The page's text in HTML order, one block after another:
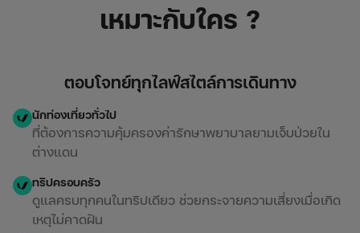
เหมาะกับใคร ?
ตอบโจทย์ทุกไลฟ์สไตล์การเดินทาง
นักท่องเที่ยวทั่วไป
ที่ต้องการความคุ้มครองค่ารักษาพยาบาลยามเจ็บป่วยใน
ต่างแดน
ทริปครอบครัว
ดูแลครบทุกคนในทริปเดียว ช่วยกระจายความเสี่ยงเมื่อเกิด
เหตุไม่คาดฝัน